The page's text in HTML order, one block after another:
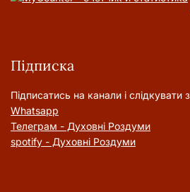
Підписка
Підписатись на канали і
Whatsapp
Телеграм - Духовні Роздуми
spotify - Духовні Роздуми